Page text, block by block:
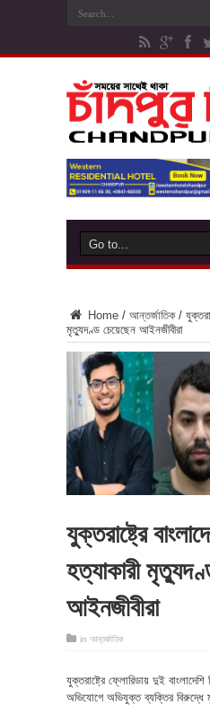
Home / আন্তর্জাতিক /
মৃত্যুদণ্ড চেয়েছেন আইনজীবীরা
যুক্তরাষ্ট্রে
হত্যাকারী
আইনজীবীরা
in আন্তর্জাতিক
যুক্তরাষ্ট্রে ফ্লোরিডায় দুই বাংলাদেশি
অভিযোগে অভিযুক্ত ব্যক্তির বিরুদ্ধে